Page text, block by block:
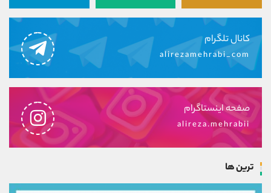
کانال تلگرام
alirezamehrabi_com
صفحه اینستاگرام
alireza.mehrabii
ترین ها